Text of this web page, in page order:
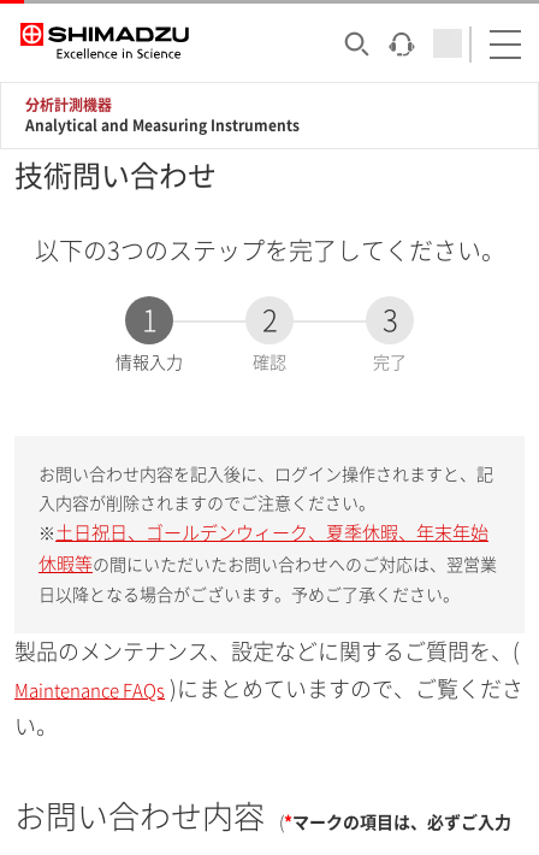
分析計測機器
Analytical and Measuring Instruments
技術問い合わせ
以下の3つのステップを完了してください。
1
現
情報入力
2
確認
3
完了
お問い合わせ内容を記入後に、ログイン操作されますと、記
入内容が削除されますのでご注意ください。
※ 土日祝日、ゴールデンウィーク、夏季休暇、年末年始
休暇等の間にいただいたお問い合わせへのご対応は、翌営業
日以降となる場合がございます。予めご了承ください。
製品のメンテナンス、設定などに関するご質問を、(
Maintenance FAQs )にまとめていますので、ご覧くださ
い。
お問い合わせ内容 (*マークの項目は、必ずご入力